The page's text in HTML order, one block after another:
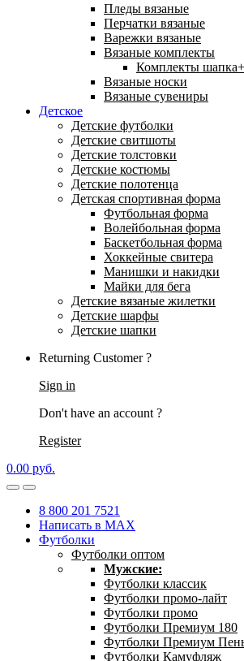
Пледы вязаные
Перчатки вязаные
Варежки вязаные
Вязаные комплекты
Комплекты
Вязаные носки
Вязаные сувениры
Детское
Детские футболки
Детские свитшоты
Детские толстовки
Детские костюмы
Детские полотенца
Детская спортивная форма
Футбольная форма
Волейбольная форма
Баскетбольная форма
Хоккейные свитера
Манишки и накидки
Майки для бега
Детские вязаные жилетки
Детские шарфы
Детские шапки
Returning Customer ?
Sign in
Don't have an account ?
Register
0.00 руб.
8 800 201 7521
Написать в MAX
Футболки
Футболки оптом
Мужские:
Футболки классик
Футболки промо-лайт
Футболки промо
Футболки Премиум 180
Футболки Премиум
Футболки Камуфляж